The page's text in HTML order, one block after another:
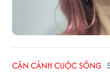
CẬN CẢNH CUỘC SỐNG